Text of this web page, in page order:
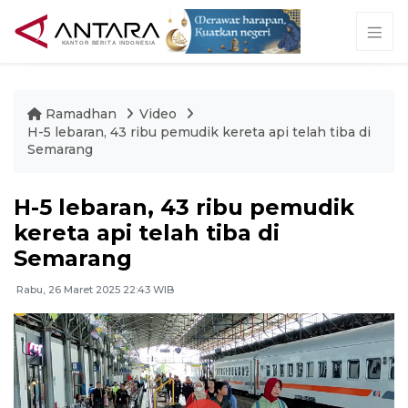
Ramadhan
Video
H-5 lebaran, 43 ribu pemudik kereta api telah tiba di
Semarang
H-5 lebaran, 43 ribu pemudik
kereta api telah tiba di
Semarang
Rabu, 26 Maret 2025 22:43 WIB